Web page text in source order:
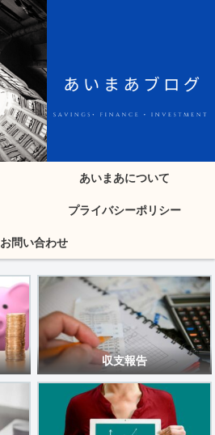
あいまあについて
プライバシーポリシー
お問い合わせ
収支報告